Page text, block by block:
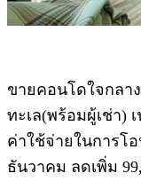
ขายคอนโดใจกลา
ทะเล(พร้อมผู้เช่า)
ค่าใช้จ่ายในการโ
ธันวาคม ลดเพิ่ม